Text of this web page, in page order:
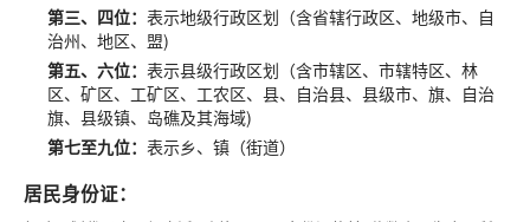
第三、四位： 表示地级行政区划（含省辖行政区、地级市、自
治州、地区、盟)
第五、六位： 表示县级行政区划（含市辖区、市辖特区、林
区、矿区、工矿区、工农区、县、自治县、县级市、旗、自治
旗、县级镇、岛礁及其海域)
第七至九位： 表示乡、镇（街道）
居民身份证：